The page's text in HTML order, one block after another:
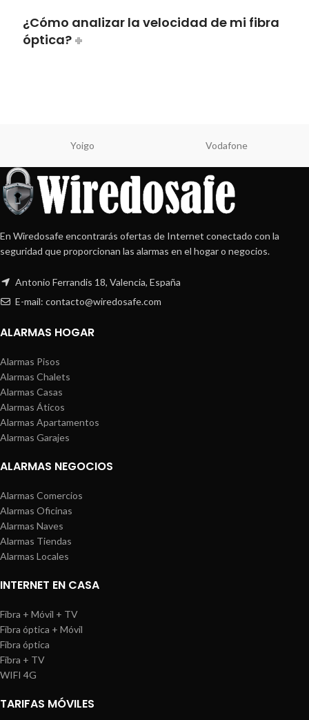
¿Cómo analizar la velocidad de mi fibra
óptica?
Yoigo Vodafone
En Wiredosafe encontrarás ofertas de Internet conectado con la
seguridad que proporcionan las alarmas en el hogar o negocios.
Antonio Ferrandis 18, Valencia, España
E-mail: contacto@wiredosafe.com
ALARMAS HOGAR
Alarmas Pisos
Alarmas Chalets
Alarmas Casas
Alarmas Áticos
Alarmas Apartamentos
Alarmas Garajes
ALARMAS NEGOCIOS
Alarmas Comercios
Alarmas Oficinas
Alarmas Naves
Alarmas Tiendas
Alarmas Locales
INTERNET EN CASA
Fibra + Móvil + TV
Fibra óptica + Móvil
Fibra óptica
Fibra + TV
WIFI 4G
TARIFAS MÓVILES